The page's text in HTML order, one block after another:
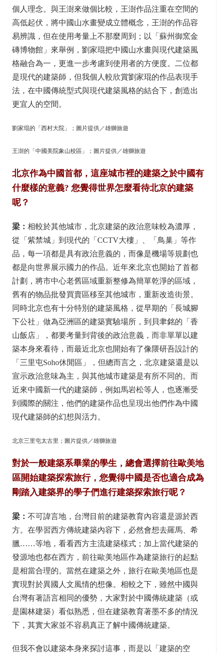
個人理念。與王澍來做個比較，王澍作品注重在空間的
高低起伏，將中國山水畫變成立體概念，王澍的作品容
易辨識，但在使用考量上不那麼周到；以「蘇州御窯金
磚博物館」來舉例，劉家琨把中國山水畫與現代建築風
格融合為一，更進一步考慮到使用者的方便度。二位都
是現代的建築師，但我個人較欣賞劉家琨的作品表現手
法，在中國傳統型式與現代建築風格的結合下，創造出
更宜人的空間。
劉家琨的「西村大院」；圖片提供／雄獅旅遊
王澍的「中國美院象山校區」；圖片提供／雄獅旅遊
北京作為中國首都，這座城市裡的建築之於中國有
什麼樣的意義? 您覺得世界怎麼看待北京的建築
呢？
梁： 相較於其他城市，北京建築的政治意味較為濃厚，
從「紫禁城」到現代的「CCTV大樓」、「鳥巢」等作
品，每一項都是具有政治意義的，而像是機場等規劃也
都是向世界展示國力的作品。近年來北京也開始了首都
計劃，將市中心老舊區域重新整修為簡單乾淨的區域，
舊有的物品批發買賣區移至其他城市，重新改造街景。
同時北京也有十分特別的建築風格，從早期的「長城腳
下公社」做為亞洲區的建築實驗場所，到貝聿銘的「香
山飯店」，都要考量到背後的政治意義，而非單單以建
築本身來看待，而最近北京也開始有了像隈研吾設計的
「三里屯Soho休閒區」，但總而言之，北京建築還是以
宣示政治意味為主，與其他城市建築是有所不同的。而
近來中國新一代的建築師，例如馬岩松等人，也逐漸受
到國際的關注，他們的建築作品也呈現出他們作為中國
現代建築師的幻想與活力。
北京三里屯太古里；圖片提供／雄獅旅遊
對於一般建築系畢業的學生，總會選擇前往歐美地
區開始建築探索旅行，您覺得中國是否也適合成為
剛踏入建築界的學子們進行建築探索旅行呢？
梁： 不可諱言地，台灣目前的建築教育內容還是源於西
方。在學習西方傳統建築內容下，必然會想去羅馬、希
臘……等地，看看西方主流建築樣式；加上當代建築的
發源地也都在西方，前往歐美地區作為建築旅行的起點
是相當合理的。當然在建築之外，旅行在歐美地區也是
實現對於異國人文風情的想像。相較之下，雖然中國與
台灣有著語言相同的優勢，大家對於中國傳統建築（或
是園林建築）看似熟悉，但在建築教育著墨不多的情況
下，其實大家並不容易真正了解中國傳統建築。
但我不會以建築本身來探討這事，而是以「建築的空